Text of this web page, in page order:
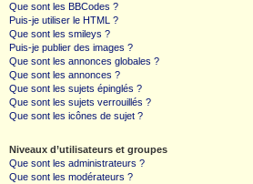
Que sont les BBCodes ?
Puis-je utiliser le HTML ?
Que sont les smileys ?
Puis-je publier des images ?
Que sont les annonces globales ?
Que sont les annonces ?
Que sont les sujets épinglés ?
Que sont les sujets verrouillés ?
Que sont les icônes de sujet ?
Niveaux d’utilisateurs et groupes
Que sont les administrateurs ?
Que sont les modérateurs ?